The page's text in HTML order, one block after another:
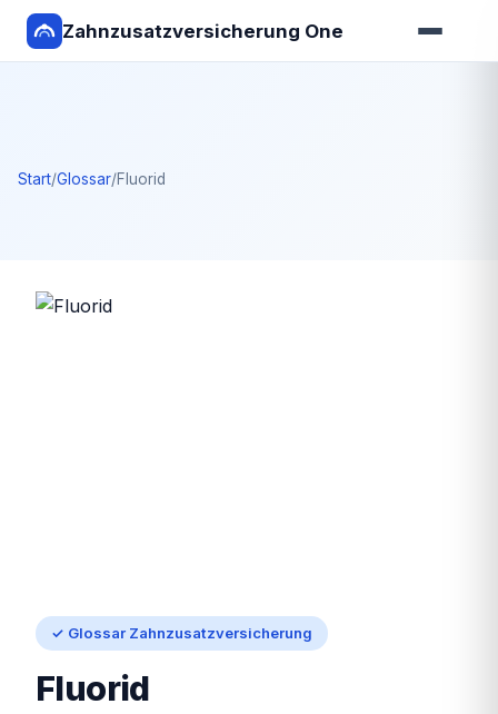
Zahnzusatzversicherung One
Start/Glossar/Fluorid
✓ Glossar Zahnzusatzversicherung
Fluorid